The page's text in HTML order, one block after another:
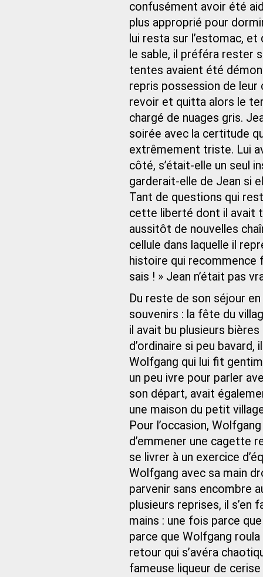
confusément avoir été
plus approprié pour
lui resta sur l’estomac,
le sable, il préféra rester
tentes avaient été
repris possession de leur
revoir et quitta alors le
chargé de nuages gris.
soirée avec la certitude
extrêmement triste. Lui
côté, s’était-elle un seul
garderait-elle de Jean si
Tant de questions qui
cette liberté dont il avait
aussitôt de nouvelles
cellule dans laquelle il
histoire qui recommence
sais ! » Jean n’était pas
Du reste de son séjour
souvenirs : la fête du
il avait bu plusieurs
d’ordinaire si peu
Wolfgang qui lui fit
un peu ivre pour parler
son départ, avait
une maison du petit
Pour l’occasion,
d’emmener une cagette
se livrer à un exercice
Wolfgang avec sa main
parvenir sans encombre
plusieurs reprises, il s’en
mains : une fois parce
parce que Wolfgang
retour qui s’avéra
fameuse liqueur de